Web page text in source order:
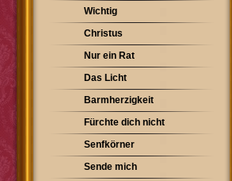
Wichtig
Christus
Nur ein Rat
Das Licht
Barmherzigkeit
Fürchte dich nicht
Senfkörner
Sende mich